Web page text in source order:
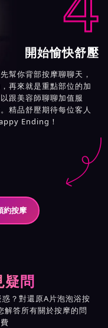
開始愉快舒壓
幫你背部按摩聊聊天，
再來就是重點部位的加
跟美容師聊聊加值服
精品舒壓期待每位客人
Ending！
約按摩
疑問
？對還原A片泡泡浴按
解答所有關於按摩的問